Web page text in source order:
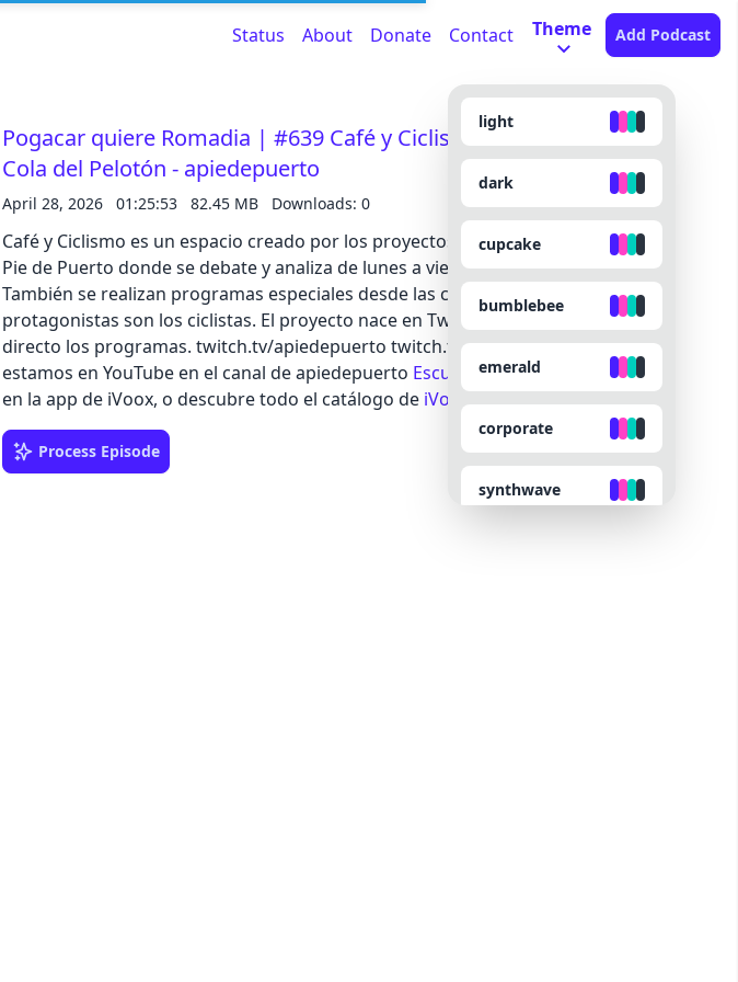
here
Cancel Save
Status About Donate Contact Theme
light
dark
cupcake
bumblebee
emerald
corporate
synthwave
Add Podcast
Pogacar quiere Romadia | #639 Café y Ciclismo | ACDP - A la
Cola del Pelotón - apiedepuerto
April 28, 2026 01:25:53 82.45 MB Downloads: 0
Café y Ciclismo es un espacio creado por los proyectos A la Cola del Pelotón y A
Pie de Puerto donde se debate y analiza de lunes a viernes la actualidad ciclista.
También se realizan programas especiales desde las carreras donde los
protagonistas son los ciclistas. El proyecto nace en Twitch donde puedes ver en
directo los programas. twitch.tv/apiedepuerto twitch.tv/acdpeloton También
estamos en YouTube en el canal de apiedepuerto Escucha el episodio completo
en la app de iVoox, o descubre todo el catálogo de iVoox Originals
Process Episode